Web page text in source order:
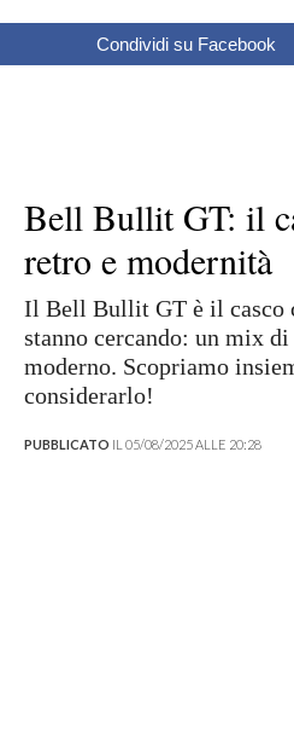
Condividi su Facebook
Bell Bullit GT: il
retro e modernità
Il Bell Bullit GT è il casco
stanno cercando: un mix
moderno. Scopriamo
considerarlo!
PUBBLICATO IL 05/08/2025 ALLE 20:28